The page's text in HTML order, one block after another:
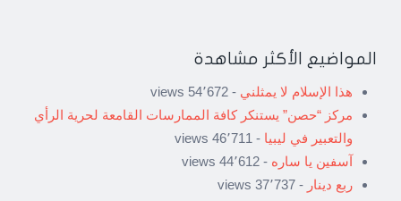
المواضيع الأكثر مشاهدة
هذا الإسلام لا يمثلني - 54٬672 views
مركز “حصن” يستنكر كافة الممارسات القامعة لحرية الرأي
والتعبير في ليبيا - 46٬711 views
آسفين يا ساره - 44٬612 views
ربع دينار - 37٬737 views